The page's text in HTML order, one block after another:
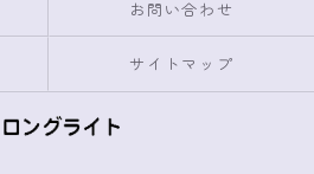
お問い合わせ
サイトマップ